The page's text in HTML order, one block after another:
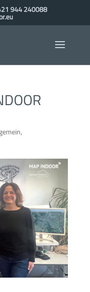
944 240088
,